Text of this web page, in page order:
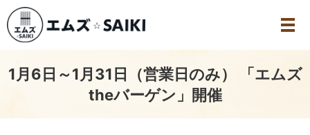
1月6日～1月31日（営業日のみ） 「エムズ
theバーゲン」開催